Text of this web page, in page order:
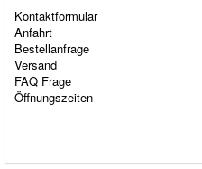
Kontaktformular
Anfahrt
Bestellanfrage
Versand
FAQ Frage
Öffnungszeiten